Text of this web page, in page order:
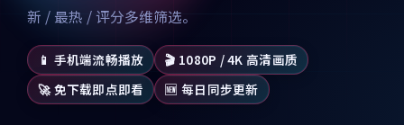
新 / 最热 / 评分多维筛选。
📱 手机端流畅播放
🎬 1080P / 4K 高清画质
🚀 免下载即点即看
🆕 每日同步更新